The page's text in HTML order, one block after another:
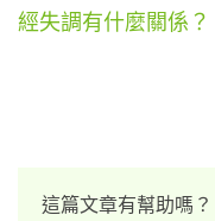
經失調有什麼關係？
這篇文章有幫助嗎？